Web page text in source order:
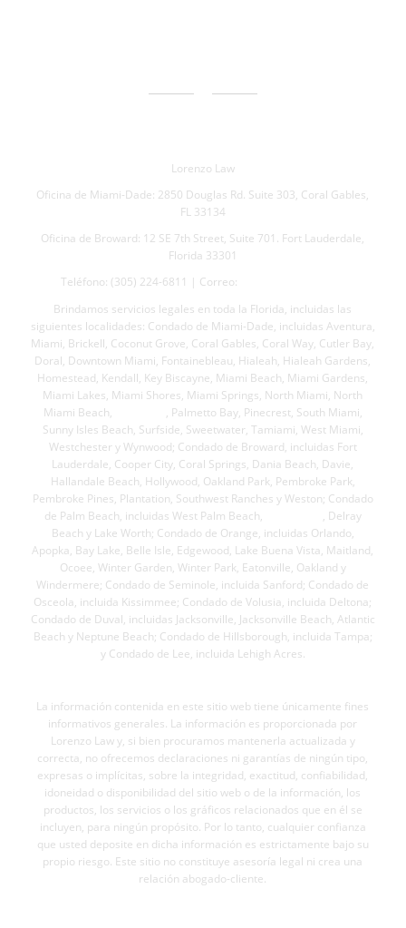
Lorenzo Law
Oficina de Miami-Dade: 2850 Douglas Rd. Suite 303, Coral Gables,
FL 33134
Oficina de Broward: 12 SE 7th Street, Suite 701. Fort Lauderdale,
Florida 33301
Teléfono: (305) 224-6811 | Correo:
Brindamos servicios legales en toda la Florida, incluidas las
siguientes localidades: Condado de Miami-Dade, incluidas Aventura,
Miami, Brickell, Coconut Grove, Coral Gables, Coral Way, Cutler Bay,
Doral, Downtown Miami, Fontainebleau, Hialeah, Hialeah Gardens,
Homestead, Kendall, Key Biscayne, Miami Beach, Miami Gardens,
Miami Lakes, Miami Shores, Miami Springs, North Miami, North
Miami Beach,
, Palmetto Bay, Pinecrest, South Miami,
Sunny Isles Beach, Surfside, Sweetwater, Tamiami, West Miami,
Westchester y Wynwood; Condado de Broward, incluidas Fort
Lauderdale, Cooper City, Coral Springs, Dania Beach, Davie,
Hallandale Beach, Hollywood, Oakland Park, Pembroke Park,
Pembroke Pines, Plantation, Southwest Ranches y Weston; Condado
de Palm Beach, incluidas West Palm Beach,
, Delray
Beach y Lake Worth; Condado de Orange, incluidas Orlando,
Apopka, Bay Lake, Belle Isle, Edgewood, Lake Buena Vista, Maitland,
Ocoee, Winter Garden, Winter Park, Eatonville, Oakland y
Windermere; Condado de Seminole, incluida Sanford; Condado de
Osceola, incluida Kissimmee; Condado de Volusia, incluida Deltona;
Condado de Duval, incluidas Jacksonville, Jacksonville Beach, Atlantic
Beach y Neptune Beach; Condado de Hillsborough, incluida Tampa;
y Condado de Lee, incluida Lehigh Acres.
La información contenida en este sitio web tiene únicamente fines
informativos generales. La información es proporcionada por
Lorenzo Law y, si bien procuramos mantenerla actualizada y
correcta, no ofrecemos declaraciones ni garantías de ningún tipo,
expresas o implícitas, sobre la integridad, exactitud, confiabilidad,
idoneidad o disponibilidad del sitio web o de la información, los
productos, los servicios o los gráficos relacionados que en él se
incluyen, para ningún propósito. Por lo tanto, cualquier confianza
que usted deposite en dicha información es estrictamente bajo su
propio riesgo. Este sitio no constituye asesoría legal ni crea una
relación abogado-cliente.